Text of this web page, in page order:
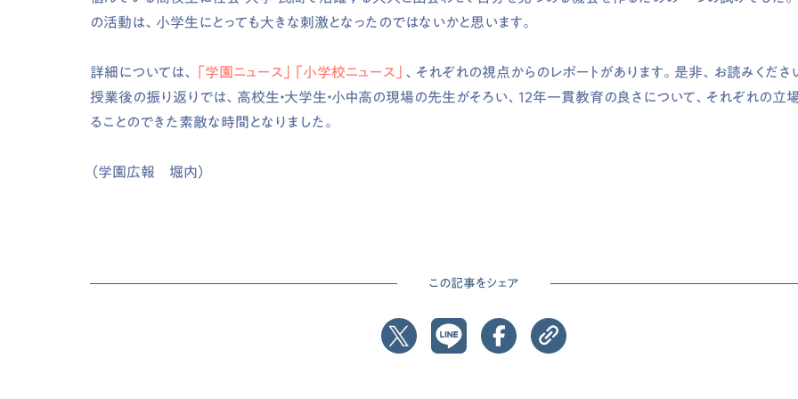
の活動は、小学生にとっても大きな刺激となったのではないかと思います。
詳細については、 「学園ニュース」 「小学校ニュース」 、それぞれの視点からのレポートがあります。是非、お読みくださ
授業後の振り返りでは、高校生・大学生・小中高の現場の先生がそろい、12年一貫教育の良さについて、それぞれの立
ることのできた素敵な時間となりました。
（学園広報 堀内）
この記事をシェア